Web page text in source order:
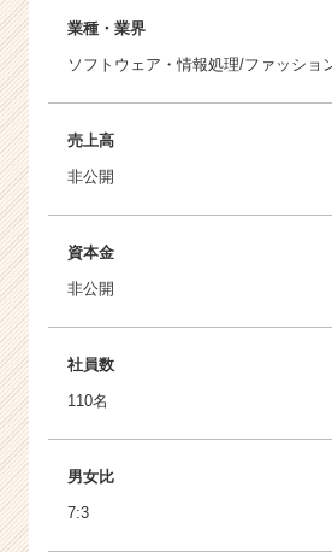
業種・業界
ソフトウェア・情報処理/ファッショ
売上高
非公開
資本金
非公開
社員数
110名
男女比
7:3